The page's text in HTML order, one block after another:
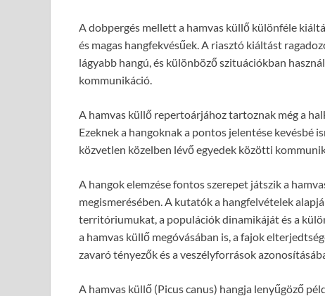
A dobpergés mellett a hamvas küllő különféle
és magas hangfekvésűek. A riasztó kiáltást
lágyabb hangú, és különböző szituációkban
kommunikáció.
A hamvas küllő repertoárjához tartoznak még a
Ezeknek a hangoknak a pontos jelentése kevésbé
közvetlen közelben lévő egyedek közötti
A hangok elemzése fontos szerepet játszik a
megismerésében. A kutatók a hangfelvételek
territóriumukat, a populációk dinamikáját és a
a hamvas küllő megóvásában is, a fajok
zavaró tényezők és a veszélyforrások
A hamvas küllő (Picus canus) hangja lenyűgöző